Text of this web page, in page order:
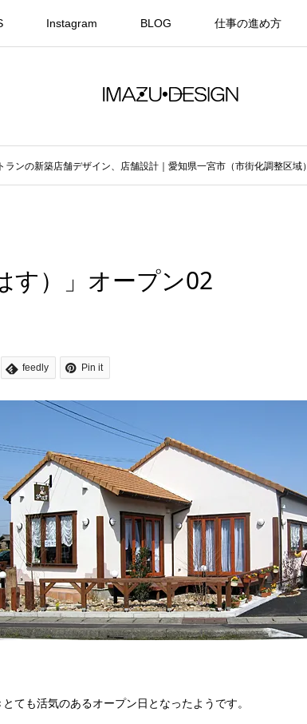
Instagram BLOG 仕事の進め方
ンの新築店舗デザイン、店舗設計｜愛知県一宮市（市街化調整区域）
す）」オープン02
feedly Pin it
ても活気のあるオープン日となったようです。